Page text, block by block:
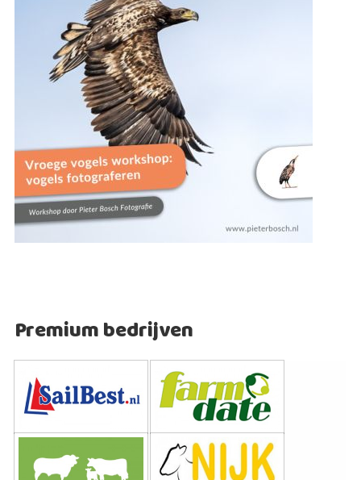
Premium bedrijven